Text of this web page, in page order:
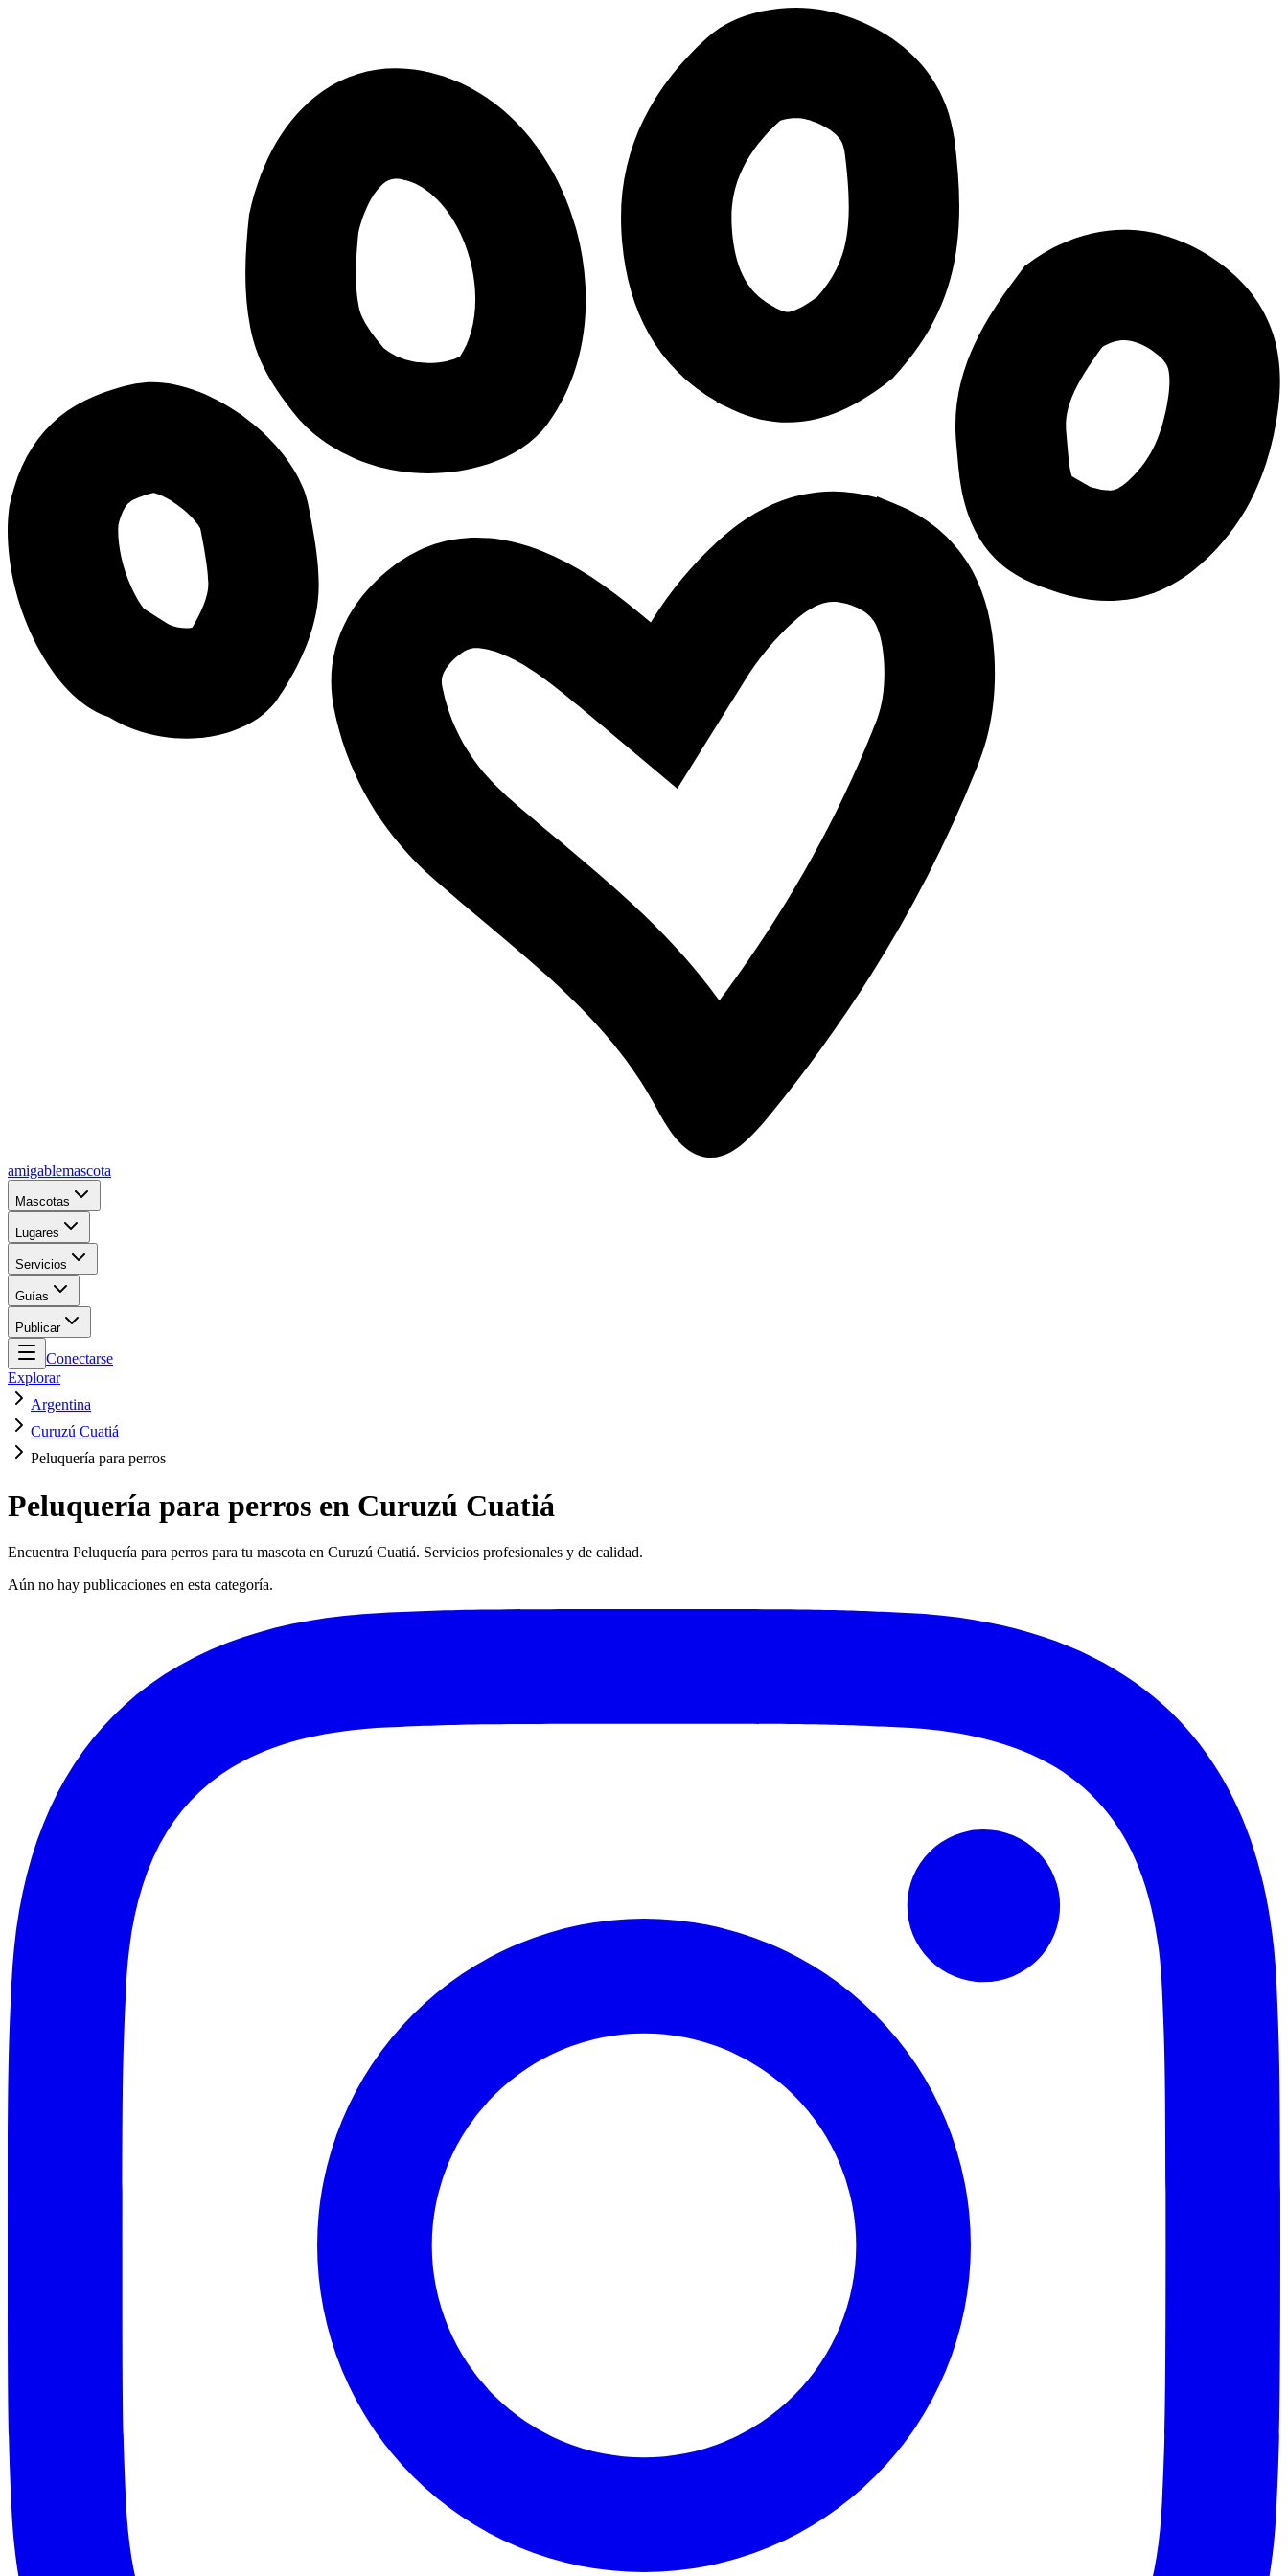
amigablemascota
Mascotas
Lugares
Servicios
Guías
Publicar
Conectarse
Explorar
Argentina
Curuzú Cuatiá
Peluquería para perros
Peluquería para perros en Curuzú Cuatiá
Encuentra Peluquería para perros para tu mascota en Curuzú Cuatiá. Servicios profesionales y de calidad.
Aún no hay publicaciones en esta categoría.